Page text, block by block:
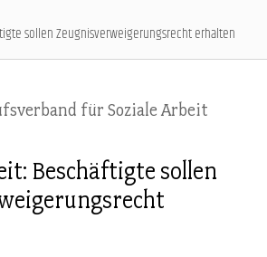
sollen Zeugnisverweigerungsrecht erhalten
für Soziale Arbeit
Beschäftigte sollen